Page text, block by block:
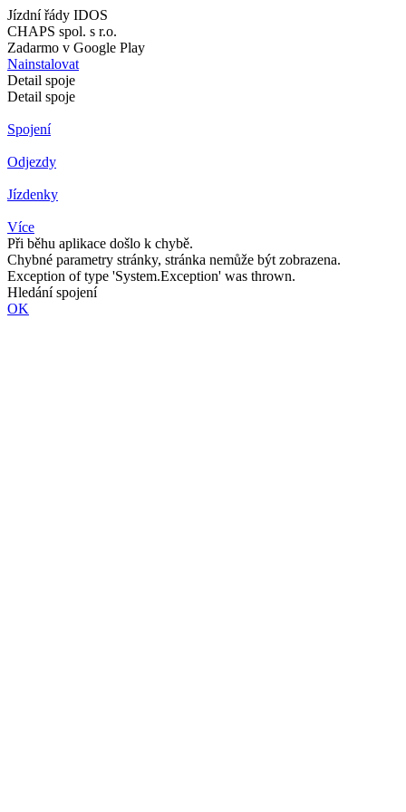
Jízdní řády IDOS
CHAPS spol. s r.o.
Zadarmo v Google Play
Nainstalovat
Detail spoje
Detail spoje
Spojení
Odjezdy
Jízdenky
Více
Při běhu aplikace došlo k chybě.
Chybné parametry stránky, stránka nemůže být zobrazena.
Exception of type 'System.Exception' was thrown.
Hledání spojení
OK